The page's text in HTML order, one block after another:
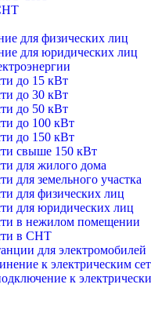
для физических лиц
для юридических лиц
до 15 кВт
до 30 кВт
до 50 кВт
до 100 кВт
до 150 кВт
свыше 150 кВт
для жилого дома
для земельного участка
для физических лиц
для юридических лиц
в нежилом помещении
в СНТ
для электромобилей
к электрическим
к